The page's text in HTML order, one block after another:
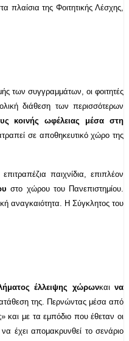
πλαίσια της Φοιτητικής Λέσχης,
των συγγραμμάτων, οι φοιτητές
διάθεση των περισσότερων
κοινής ωφέλειας μέσα στη
σε αποθηκευτικό χώρο της
παιχνίδια, επιπλέον
στο χώρου του Πανεπιστημίου.
αναγκαιότητα. Η Σύγκλητος του
έλλειψης χώρωνκαινα
της. Περνώντας μέσα από
και με τα εμπόδιο που έθεταν οι
έχει απομακρυνθεί το σενάριο